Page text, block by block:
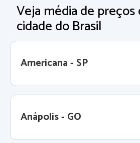
Veja média de preços
cidade do Brasil
Americana - SP
Anápolis - GO